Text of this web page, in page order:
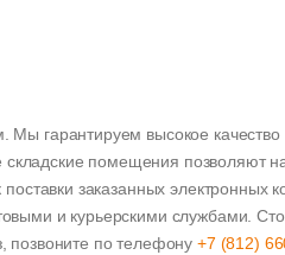
гарантируем высокое
помещения позволяют
заказанных электронных
и курьерскими службами.
позвоните по телефону+7 (812)